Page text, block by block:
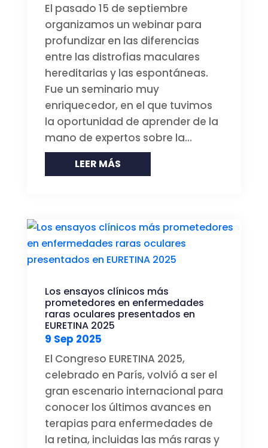
El pasado 15 de septiembre
organizamos un webinar para
profundizar en las diferencias
entre las distrofias maculares
hereditarias y las espontáneas.
Fue un seminario muy
enriquecedor, en el que tuvimos
la oportunidad de aprender de la
mano de expertos sobre la...
LEER MÁS
Los ensayos clínicos más
prometedores en enfermedades
raras oculares presentados en
EURETINA 2025
9 Sep 2025
El Congreso EURETINA 2025,
celebrado en París, volvió a ser el
gran escenario internacional para
conocer los últimos avances en
terapias para enfermedades de
la retina, incluidas las más raras y